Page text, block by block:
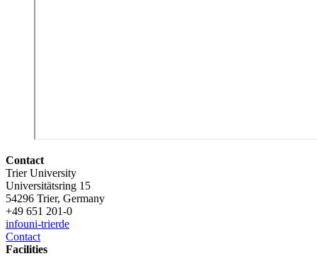
Contact
Trier University
Universitätsring 15
54296 Trier, Germany
+49 651 201-0
infouni-trierde
Contact
Facilities